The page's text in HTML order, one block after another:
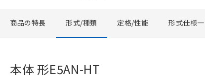
商品の特長 形式/種類 定格/性能 形式仕様
本体 形E5AN-HT